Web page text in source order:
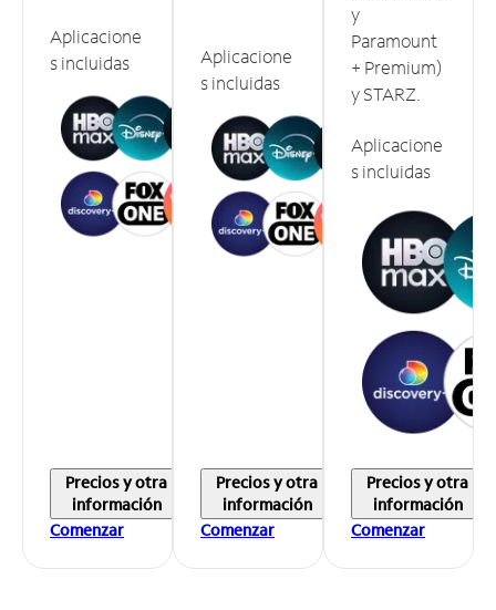
Aplicacione
s incluidas
Precios y otra
información
Comenzar
Aplicacione
s incluidas
Precios y otra
información
Comenzar
y
Paramount
+ Premium)
y STARZ.
Aplicacione
s incluidas
Precios y otra
información
Comenzar